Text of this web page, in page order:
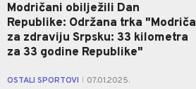
Modričani obilježili Dan
Republike: Održana trka "Modriča
za zdraviju Srpsku: 33 kilometra
za 33 godine Republike"
OSTALI SPORTOVI 07.01.2025.